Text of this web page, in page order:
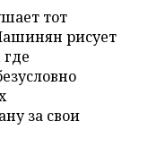
тот
рисует
за свои